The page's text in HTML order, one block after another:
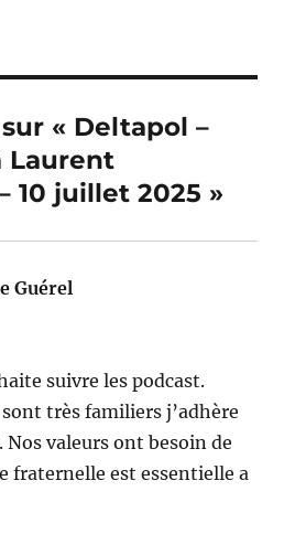
« Deltapol –
Laurent
10 juillet 2025 »
Guérel
suivre les podcast.
très familiers j’adhère
Nos valeurs ont besoin de
fraternelle est essentielle a